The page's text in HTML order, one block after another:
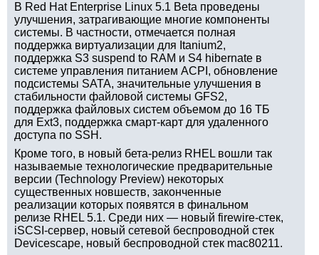
В Red Hat Enterprise Linux 5.1 Beta проведены
улучшения, затрагивающие многие компоненты
системы. В частности, отмечается полная
поддержка виртуализации для Itanium2,
поддержка S3 suspend to RAM и S4 hibernate в
системе управления питанием ACPI, обновление
подсистемы SATA, значительные улучшения в
стабильности файловой системы GFS2,
поддержка файловых систем объемом до 16 ТБ
для Ext3, поддержка смарт-карт для удаленного
доступа по SSH.
Кроме того, в новый бета-релиз RHEL вошли так
называемые технологические предварительные
версии (Technology Preview) некоторых
существенных новшеств, законченные
реализации которых появятся в финальном
релизе RHEL 5.1. Среди них — новый firewire-стек,
iSCSI-сервер, новый сетевой беспроводной стек
Devicescape, новый беспроводной стек mac80211.